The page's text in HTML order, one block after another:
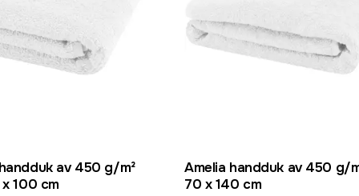
av 450 g/m²
100 cm
Amelia handduk av 450 g/
70 x 140 cm